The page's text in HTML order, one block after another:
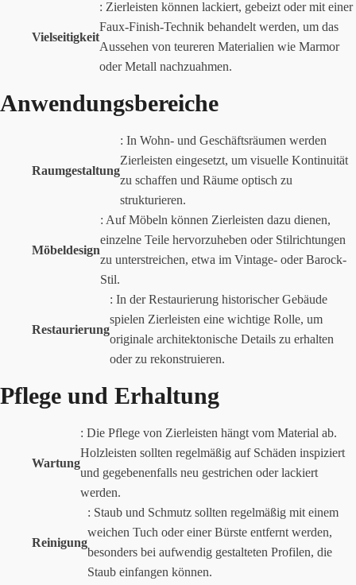
Vielseitigkeit
: Zierleisten können lackiert, gebeizt oder mit einer
Faux-Finish-Technik behandelt werden, um das
Aussehen von teureren Materialien wie Marmor
oder Metall nachzuahmen.
Anwendungsbereiche
Raumgestaltung
: In Wohn- und Geschäftsräumen werden
Zierleisten eingesetzt, um visuelle Kontinuität
zu schaffen und Räume optisch zu
strukturieren.
Möbeldesign
: Auf Möbeln können Zierleisten dazu dienen,
einzelne Teile hervorzuheben oder Stilrichtungen
zu unterstreichen, etwa im Vintage- oder Barock-
Stil.
Restaurierung
: In der Restaurierung historischer Gebäude
spielen Zierleisten eine wichtige Rolle, um
originale architektonische Details zu erhalten
oder zu rekonstruieren.
Pflege und Erhaltung
Wartung
: Die Pflege von Zierleisten hängt vom Material ab.
Holzleisten sollten regelmäßig auf Schäden inspiziert
und gegebenenfalls neu gestrichen oder lackiert
werden.
Reinigung
: Staub und Schmutz sollten regelmäßig mit einem
weichen Tuch oder einer Bürste entfernt werden,
besonders bei aufwendig gestalteten Profilen, die
Staub einfangen können.